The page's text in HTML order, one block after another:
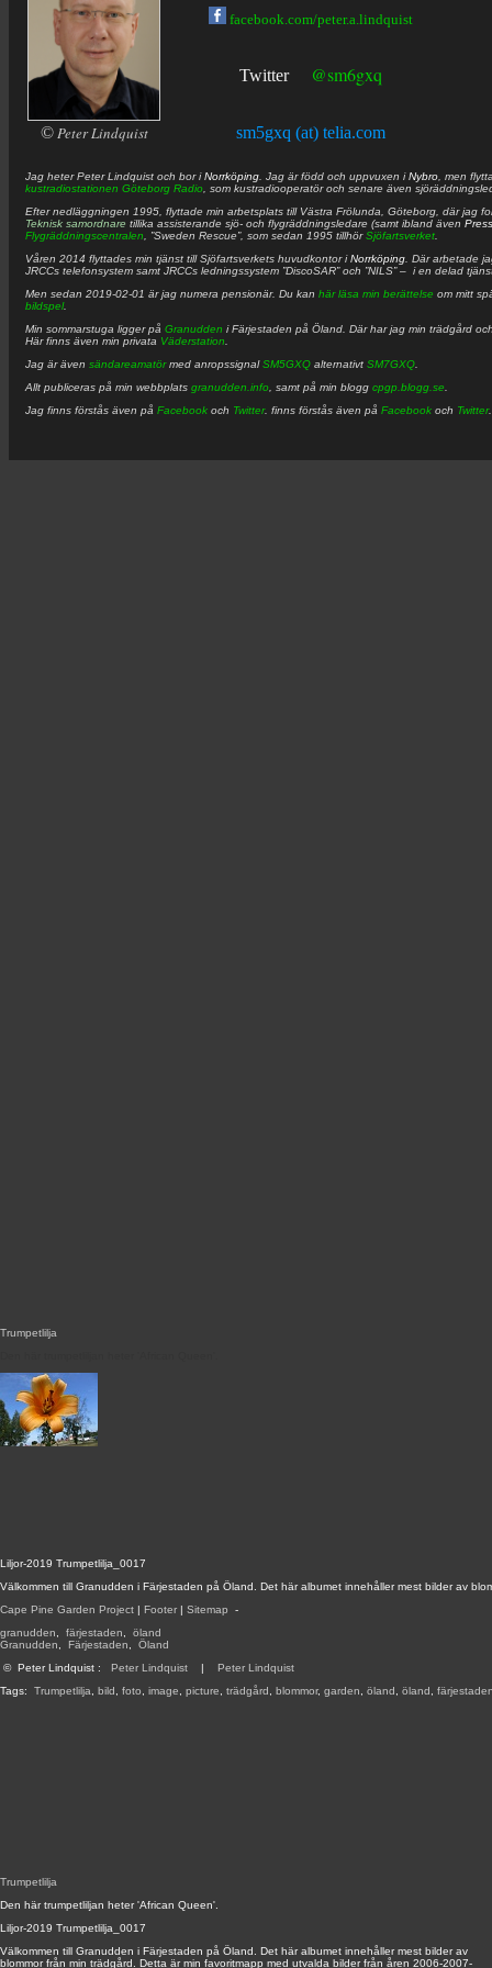
Liljor-2019 Trumpetlilja_0017
Välkommen till Granudden i Färjestaden på Öland. Det här albumet innehåller mest bilder av
Cape Pine Garden Project | Footer | Sitemap -
granudden
färjestaden
öland
Granudden
Färjestaden
Öland
© Peter Lindquist : Peter Lindquist | Peter Lindquist
Tags: Trumpetlilja bild foto image picture trädgård blommor, garden öland öland
Trumpetlilja
Trumpetlilja
Den här trumpetliljan heter 'African Queen'.
Liljor-2019 Trumpetlilja_0017
Välkommen till Granudden i Färjestaden på Öland. Det här albumet innehåller mest bilder av
blommor från min trädgård. Detta är min favoritmapp med utvalda bilder från åren 2006-2007-
© Peter Lindquist
facebook.com/peter.a.lindquist
Twitter @sm6gxq
sm5gxq (at) telia.com
Jag heterPeter Lindquist och bor iNorrköping . Jag är född och uppvuxen iNybro , men
kustradiostationen Göteborg Radio , som kustradiooperatör och senare även
Efter nedläggningen 1995, flyttade min arbetsplats till Västra Frölunda, Göteborg, där jag
Teknisk samordnare tillika assisterande sjö- och flygräddningsledare (samt ibland även
Flygräddningscentralen , ”Sweden Rescue”, som sedan 1995 tillhörSjöfartsverket
Våren 2014 flyttades min tjänst till Sjöfartsverkets huvudkontor iNorrköping . Där arbetade
JRCCs telefonsystem samt JRCCs ledningssystem ”DiscoSAR” och ”NILS” – i en delad
Men sedan 2019-02-01 är jag numera pensionär. Du kan här läsa min berättelse om mitt
bildspel.
Min sommarstuga ligger på Granudden i Färjestaden på Öland. Där har jag min trädgård
Här finns även min privata Väderstation
Jag är även sändareamatörmed anropssignalSM5GXQ alternativt SM7GXQ
Allt publiceras på min webbplats granudden.info , samt på min blogg cpgp.blogg.se
Jag finns förstås även på Facebook och Twitter. finns förstås även på Facebook och Twitter.